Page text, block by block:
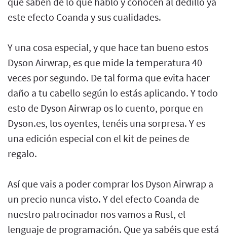
este efecto Coanda y sus cualidades.
Y una cosa especial, y que hace tan bueno estos
Dyson Airwrap, es que mide la temperatura 40
veces por segundo. De tal forma que evita hacer
daño a tu cabello según lo estás aplicando. Y todo
esto de Dyson Airwrap os lo cuento, porque en
Dyson.es, los oyentes, tenéis una sorpresa. Y es
una edición especial con el kit de peines de
regalo.
Así que vais a poder comprar los Dyson Airwrap a
un precio nunca visto. Y del efecto Coanda de
nuestro patrocinador nos vamos a Rust, el
lenguaje de programación. Que ya sabéis que está